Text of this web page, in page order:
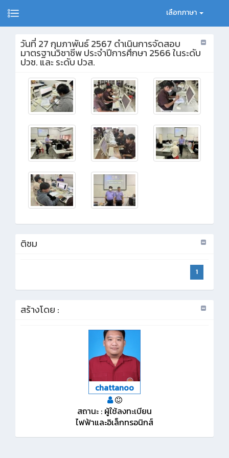
เลือกภาษา
วันที่ 27 กุมภาพันธ์ 2567 ดำเนินการจัดสอบ
มาตรฐานวิชาชีพ ประจำปีการศึกษา 2566 ในระดับ
ปวช. และ ระดับ ปวส.
ติชม
1
สร้างโดย :
chattanoo
สถานะ : ผู้ใช้ลงทะเบียน
ไฟฟ้าและอิเล็กทรอนิกส์